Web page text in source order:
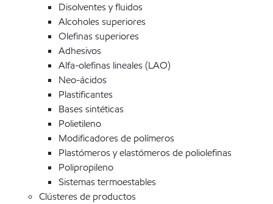
Disolventes y fluidos
Alcoholes superiores
Olefinas superiores
Adhesivos
Alfa-olefinas lineales (LAO)
Neo-ácidos
Plastificantes
Bases sintéticas
Polietileno
Modificadores de polímeros
Plastómeros y elastómeros de poliolefinas
Polipropileno
Sistemas termoestables
Clústeres de productos